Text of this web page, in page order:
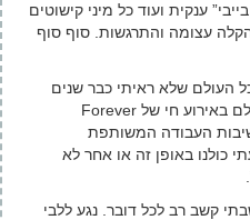
ענקית ועוד כל מיני קישוטים
עצומה והתרגשות. סוף סוף
העולם שלא ראיתי כבר שנים
ופגשתי FBOs חדשים שלא היו מעולם באירוע חי של Forever
העבודה המשותפת
כולנו באופן זה או אחר לא
קשב רב לכל דובר. נגע ללבי